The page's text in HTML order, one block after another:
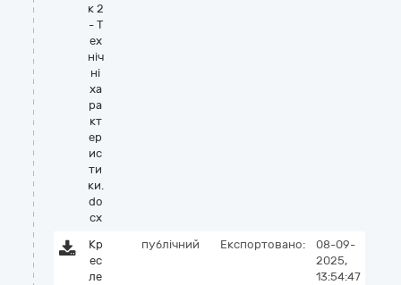
к 2
- Т
ех
ніч
ні
ха
ра
кт
ер
ис
ти
ки.
do
cx
Кр
ес
ле
публічний Експортовано:
08-09-
2025,
13:54:47